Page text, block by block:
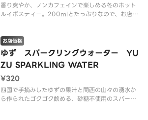
香り爽やか、ノンカフェインで楽しめる冬のホット
ルイボスティー。200mlとたっぷりなので、お店で
※アレルゲン情報はCRISP SALAD WORKSの公式
ウェブサイトでご確認ください。
ホットルイボスティー（
ゆず スパークリングウォーター YU
ZU SPARKLING WATER
お店価格
¥320
四国で手摘みしたゆずの果汁と関西の山々の湧水か
ら作られたゴクゴク飲める、砂糖不使用のスパーク